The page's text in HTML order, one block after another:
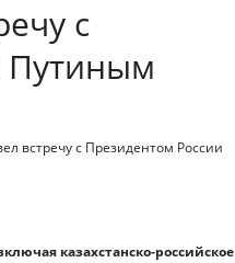
с
Путиным
встречу с Президентом России
казахстанско-российское